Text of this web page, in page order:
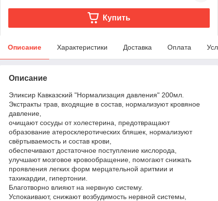
Купить
Описание Характеристики Доставка Оплата
Описание
Эликсир Кавказский "Нормализация давления" 200мл.
Экстракты трав, входящие в состав, нормализуют кровяное
давление,
очищают сосуды от холестерина, предотвращают
образование атеросклеротических бляшек, нормализуют
свёртываемость и состав крови,
обеспечивают достаточное поступление кислорода,
улучшают мозговое кровообращение, помогают снижать
проявления легких форм мерцательной аритмии и
тахикардии, гипертонии.
Благотворно влияют на нервную систему.
Успокаивают, снижают возбудимость нервной системы,